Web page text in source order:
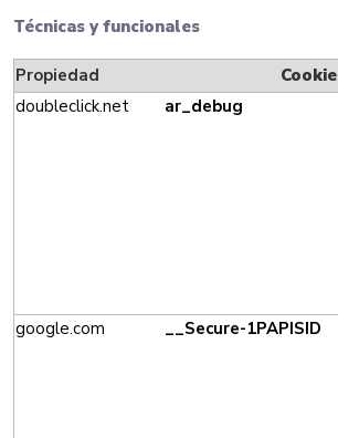
Técnicas y funcionales
Propiedad Cookie
doubleclick.net
ar_debug
google.com
__Secure-1PAPISID